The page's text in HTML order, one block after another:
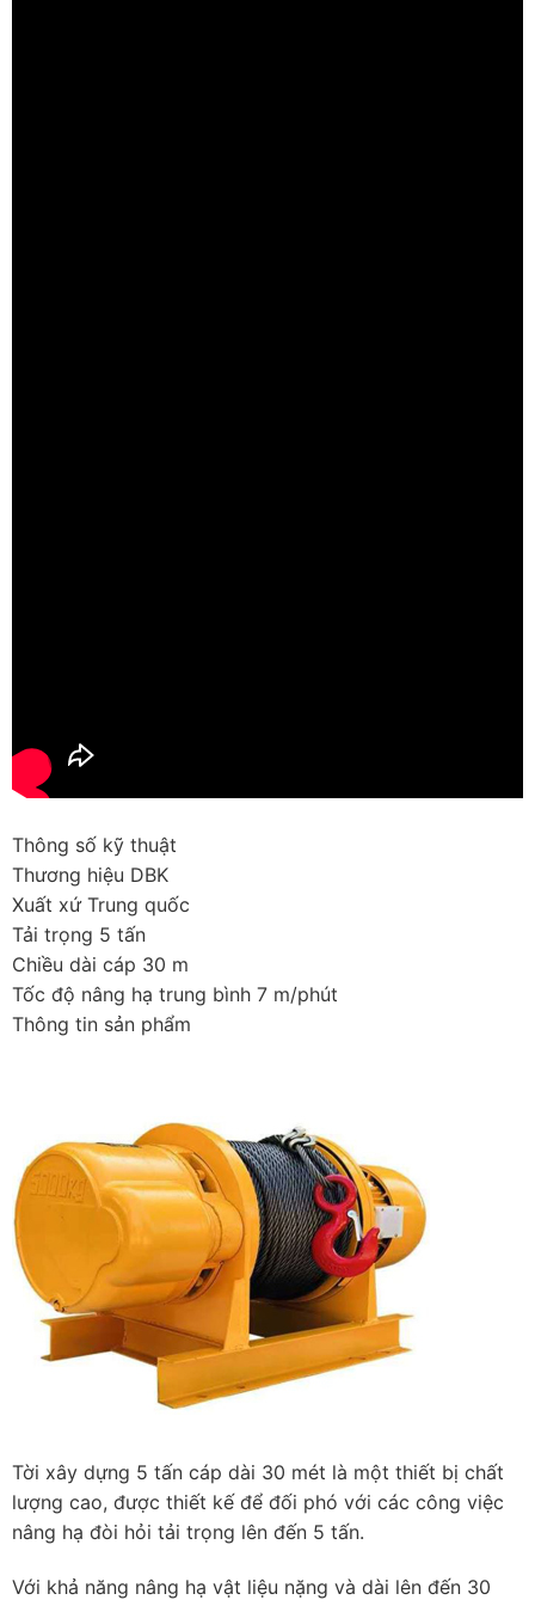
Thông số kỹ thuật
Thương hiệu DBK
Xuất xứ Trung quốc
Tải trọng 5 tấn
Chiều dài cáp 30 m
Tốc độ nâng hạ trung bình 7 m/phút
Thông tin sản phẩm
Tời xây dựng 5 tấn cáp dài 30 mét là một thiết bị chất
lượng cao, được thiết kế để đối phó với các công việc
nâng hạ đòi hỏi tải trọng lên đến 5 tấn.
Với khả năng nâng hạ vật liệu nặng và dài lên đến 30